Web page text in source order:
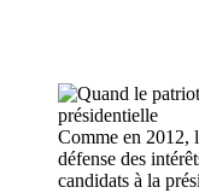
Comme en 2012,
défense des
candidats à la